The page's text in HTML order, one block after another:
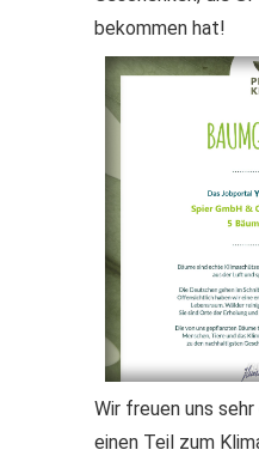
bekommen hat!
Wir freuen uns
einen Teil zum